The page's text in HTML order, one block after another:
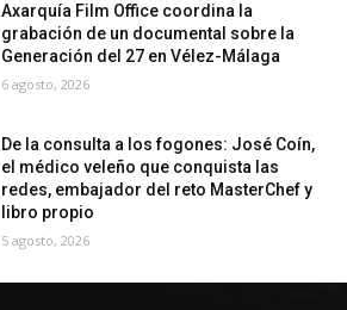
Axarquía Film Office coordina la
grabación de un documental sobre la
Generación del 27 en Vélez-Málaga
6 agosto, 2026
De la consulta a los fogones: José Coín,
el médico veleño que conquista las
redes, embajador del reto MasterChef y
libro propio
5 agosto, 2026